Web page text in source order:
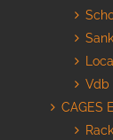
Vdb
CAGES